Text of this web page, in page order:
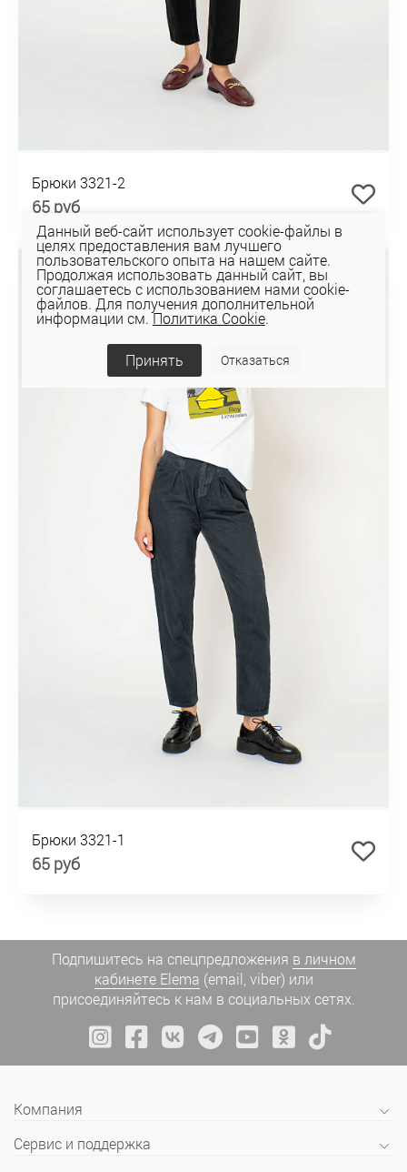
Брюки 3321-2
65 руб
Брюки 3321-1
65 руб
Подпишитесь на спецпредложения в личном
кабинете Elema (email, viber) или
присоединяйтесь к нам в социальных сетях.
Компания
Сервис и поддержка
Данный веб-сайт использует cookie-файлы в
целях предоставления вам лучшего
пользовательского опыта на нашем сайте.
Продолжая использовать данный сайт, вы
соглашаетесь с использованием нами cookie-
файлов. Для получения дополнительной
информации см.Политика Cookie.
Принять Отказаться